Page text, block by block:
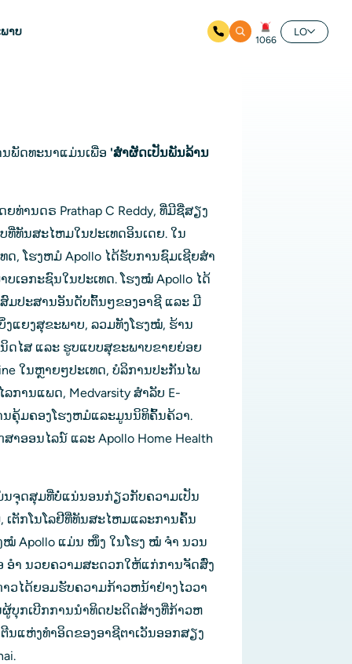
າບ
1066
LO
ນພັດທະນາແມ່ນເພື່ອ 'ສໍາຜັດເປັນພັນລ້ານ
ທ່ານດຣ Prathap C Reddy, ທີ່ມີຊື່ສຽງ
ທັນສະໄຫມໃນປະເທດອິນເດຍ. ໃນ
, ໂຮງຫມໍ Apollo ໄດ້ຮັບການຊົມເຊີຍສໍາ
ເອກະຊົນໃນປະເທດ. ໂຮງໝໍ Apollo ໄດ້
ມປະສານອັນດັບຕົ້ນໆຂອງອາຊີ ແລະ ມີ
ງແຍງສຸຂະພາບ, ລວມທັງໂຮງໝໍ, ຮ້ານ
ດໄສ ແລະ ຮູບແບບສຸຂະພາບຂາຍຍ່ອຍ
ໃນຫຼາຍໆປະເທດ, ບໍລິການປະກັນໄພ
ການແພດ, Medvarsity ສໍາລັບ E-
ນຄຸ້ມຄອງໂຮງຫມໍແລະມູນນິທິຄົ້ນຄ້ວາ.
າອອນໄລນ໌ ແລະ Apollo Home Health
ນຈຸດສຸມທີ່ບໍ່ແນ່ນອນກ່ຽວກັບຄວາມເປັນ
ເຕັກໂນໂລຢີທີ່ທັນສະໄຫມແລະການຄົ້ນ
ໝໍ Apollo ແມ່ນ ໜຶ່ງ ໃນໂຮງ ໝໍ ຈຳ ນວນ
ອຳ ນວຍຄວາມສະດວກໃຫ້ແກ່ການຈັດສົ່ງ
ວໄດ້ຍອມຮັບຄວາມກ້າວຫນ້າຢ່າງໄວວາ
ບຸກເບີກການນໍາທິດປະດິດສ້າງທີ່ກ້າວຫ
ນ​ແຫ່ງ​ທຳ​ອິດ​ຂອງ​ອາຊີ​ຕາ​ເວັນ​ອອກສຽງ​